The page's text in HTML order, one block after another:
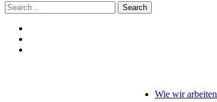
Search
for:
Wie wir arbeiten